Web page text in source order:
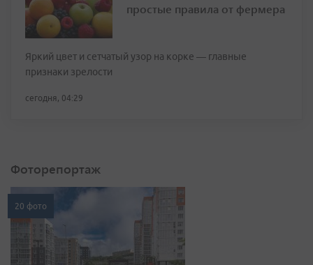
простые правила от фермера
Яркий цвет и сетчатый узор на корке — главные
признаки зрелости
сегодня, 04:29
Фоторепортаж
20 фото